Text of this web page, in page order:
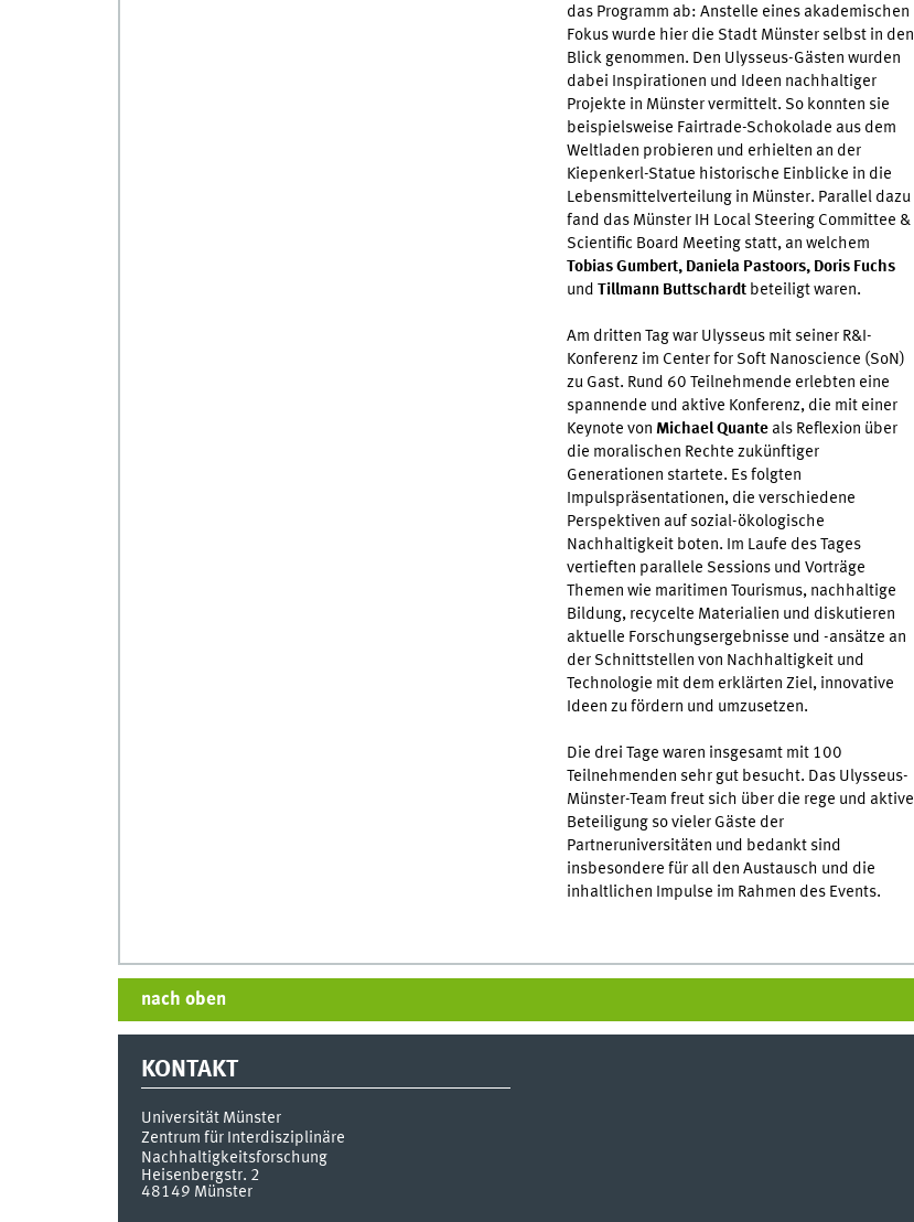
das Programm ab: Anstelle eines akademischen
Fokus wurde hier die Stadt Münster selbst in den
Blick genommen. Den Ulysseus-Gästen wurden
dabei Inspirationen und Ideen nachhaltiger
Projekte in Münster vermittelt. So konnten sie
beispielsweise Fairtrade-Schokolade aus dem
Weltladen probieren und erhielten an der
Kiepenkerl-Statue historische Einblicke in die
Lebensmittelverteilung in Münster. Parallel dazu
fand das Münster IH Local Steering Committee &
Scientific Board Meeting statt, an welchem
Tobias Gumbert, Daniela Pastoors, Doris Fuchs
und Tillmann Buttschardtbeteiligt waren.
Am dritten Tag war Ulysseus mit seiner R&I-
Konferenz im Center for Soft Nanoscience (SoN)
zu Gast. Rund 60 Teilnehmende erlebten eine
spannende und aktive Konferenz, die mit einer
Keynote von Michael Quanteals Reflexion über
die moralischen Rechte zukünftiger
Generationen startete. Es folgten
Impulspräsentationen, die verschiedene
Perspektiven auf sozial-ökologische
Nachhaltigkeit boten. Im Laufe des Tages
vertieften parallele Sessions und Vorträge
Themen wie maritimen Tourismus, nachhaltige
Bildung, recycelte Materialien und diskutieren
aktuelle Forschungsergebnisse und -ansätze an
der Schnittstellen von Nachhaltigkeit und
Technologie mit dem erklärten Ziel, innovative
Ideen zu fördern und umzusetzen.
Die drei Tage waren insgesamt mit 100
Teilnehmenden sehr gut besucht. Das Ulysseus-
Münster-Team freut sich über die rege und aktive
Beteiligung so vieler Gäste der
Partneruniversitäten und bedankt sind
insbesondere für all den Austausch und die
inhaltlichen Impulse im Rahmen des Events.
nach oben
KONTAKT
Universität Münster
Zentrum für Interdisziplinäre
Nachhaltigkeitsforschung
Heisenbergstr. 2
48149 Münster